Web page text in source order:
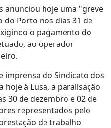
anunciou hoje uma "greve
Porto nos dias 31 de
o pagamento do
ao operador
imprensa do Sindicato dos
hoje à Lusa, a paralisação
30 de dezembro e 02 de
representados pelo
de trabalho